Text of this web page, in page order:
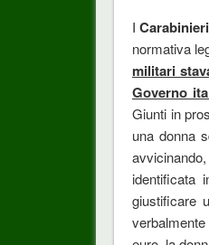
I
normativa
militari
Governo
Giunti in
una donna
identificata
giustificare
verbalmente